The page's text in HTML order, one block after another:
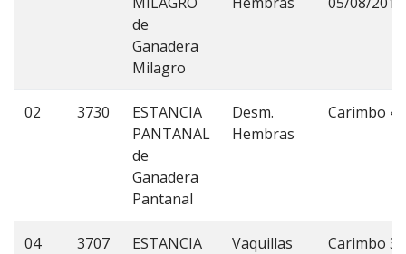
de
Ganadera
Milagro
02 3730
ESTANCIA
PANTANAL
de
Ganadera
Pantanal
Desm.
Hembras
Carimbo 4
04 3707
ESTANCIA
Vaquillas Carimbo 3